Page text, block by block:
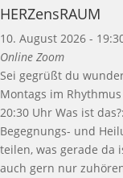
HERZensRAUM
10. August 2026 -
Online Zoom
Sei gegrüßt du
Montags im
20:30 Uhr Was ist
Begegnungs- und
teilen, was gerade da
auch gern nur